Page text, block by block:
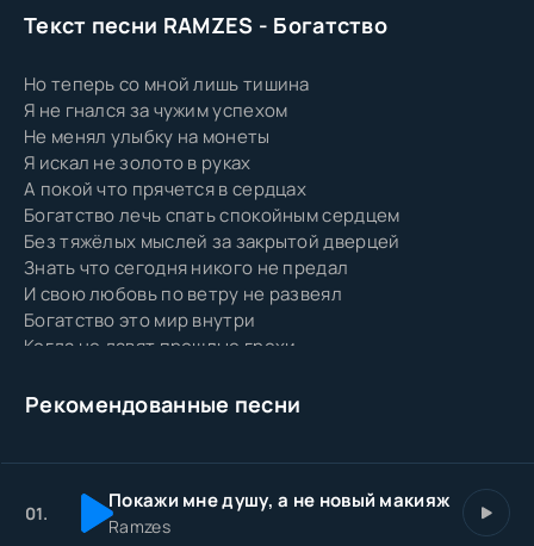
Текст песни RAMZES - Богатство
Но теперь со мной лишь тишина
Я не гнался за чужим успехом
Не менял улыбку на монеты
Я искал не золото в руках
А покой что прячется в сердцах
Богатство лечь спать спокойным сердцем
Без тяжёлых мыслей за закрытой дверцей
Знать что сегодня никого не предал
И свою любовь по ветру не развеял
Богатство это мир внутри
Когда не давят прошлые грехи
Я самый богатый на этой земле
Рекомендованные песни
01. Покажи мне душу, а не новый макияж
Ramzes